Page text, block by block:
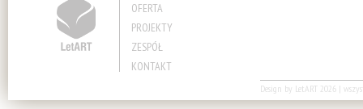
OFERTA
PROJEKTY
ZESPÓŁ
KONTAKT
Design by LetART 2026 |